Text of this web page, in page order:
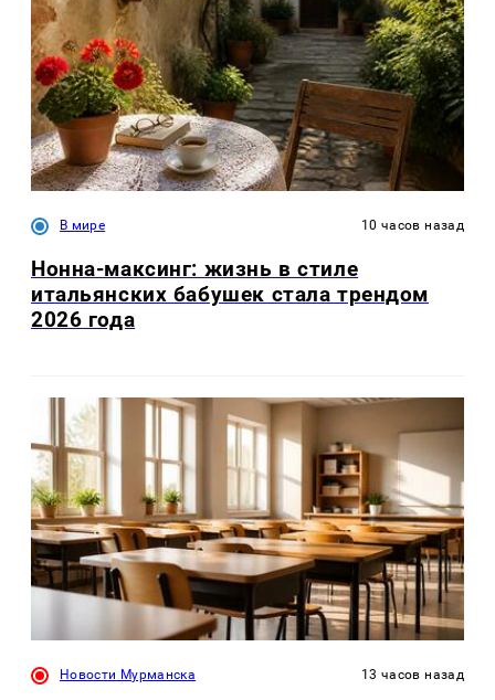
В мире 10 часов назад
Нонна-максинг: жизнь в стиле
итальянских бабушек стала трендом
2026 года
Новости Мурманска 13 часов назад